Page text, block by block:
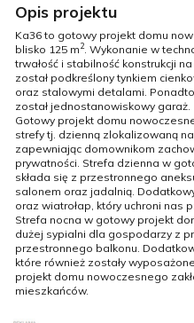
Opis projektu
Ka36 to gotowy projekt domu
blisko 125 m2. Wykonanie w
trwałość i stabilność konstrukcji
został podkreślony tynkiem
oraz stalowymi detalami.
został jednostanowiskowy garaż.
Gotowy projekt domu
strefy tj. dzienną zlokalizowaną
zapewniając domownikom
prywatności. Strefa dzienna w
składa się z przestronnego
salonem oraz jadalnią.
oraz wiatrołap, który uchroni nas
Strefa nocna w gotowy projekt
dużej sypialni dla gospodarzy z
przestronnego balkonu.
które również zostały
projekt domu nowoczesnego
mieszkańców.